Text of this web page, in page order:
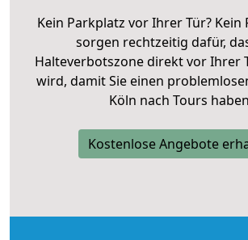
Kein Parkplatz vor Ihrer Tür? Kein
sorgen rechtzeitig dafür,
Halteverbotszone direkt vor Ihrer
wird, damit Sie einen
Köln nach Tours
Kostenlose Angebote